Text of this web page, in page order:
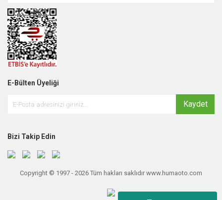
E-Bülten Üyeliği
Kaydet
Bizi Takip Edin
Copyright © 1997 - 2026 Tüm hakları saklıdır www.humaoto.com